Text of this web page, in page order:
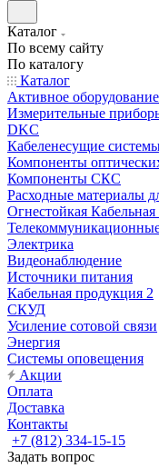
Каталог
По всему сайту
По каталогу
Каталог
Активное оборудование
Измерительные
DKC
Кабеленесущие
Компоненты
Компоненты СКС
Расходные материалы
Огнестойкая
Электрика
Видеонаблюдение
Источники питания
Кабельная продукция 2
СКУД
Усиление сотовой связи
Энергия
Системы оповещения
Акции
Оплата
Доставка
Контакты
+7 (812) 334-15-15
Задать вопрос